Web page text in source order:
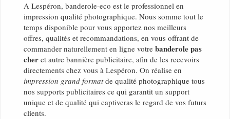
A Lespéron, banderole-eco est le professionnel en
impression qualité photographique. Nous somme tout le
temps disponible pour vous apportez nos meilleurs
offres, qualités et recommandations, en vous offrant de
commander naturellement en ligne votre banderole pas
cher et autre bannière publicitaire, afin de les recevoirs
directements chez vous à Lespéron. On réalise en
impression grand formatde qualité photographique tous
nos supports publicitaires ce qui garantit un support
unique et de qualité qui captiveras le regard de vos futurs
clients.